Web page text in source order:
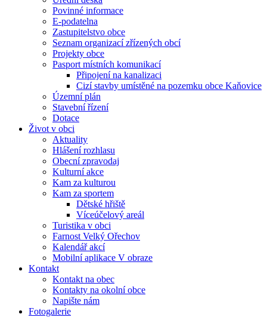
Povinné informace
E-podatelna
Zastupitelstvo obce
Seznam organizací zřízených obcí
Projekty obce
Pasport místních komunikací
Připojení na kanalizaci
Cizí stavby umístěné na pozemku obce Kaňovice
Územní plán
Stavební řízení
Dotace
Život v obci
Aktuality
Hlášení rozhlasu
Obecní zpravodaj
Kulturní akce
Kam za kulturou
Kam za sportem
Dětské hřiště
Víceúčelový areál
Turistika v obci
Farnost Velký Ořechov
Kalendář akcí
Mobilní aplikace V obraze
Kontakt
Kontakt na obec
Kontakty na okolní obce
Napište nám
Fotogalerie